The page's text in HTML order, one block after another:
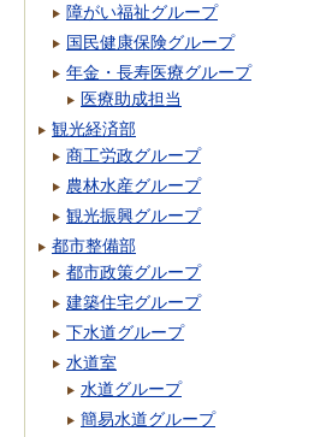
障がい福祉グループ
国民健康保険グループ
年金・長寿医療グループ
医療助成担当
観光経済部
商工労政グループ
農林水産グループ
観光振興グループ
都市整備部
都市政策グループ
建築住宅グループ
下水道グループ
水道室
水道グループ
簡易水道グループ